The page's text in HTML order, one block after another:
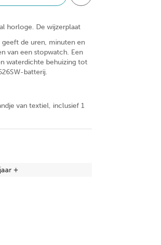
horloge. De wijzerplaat
de uren, minuten en
van een stopwatch. Een
waterdichte behuizing tot
batterij.
van textiel, inclusief 1
+